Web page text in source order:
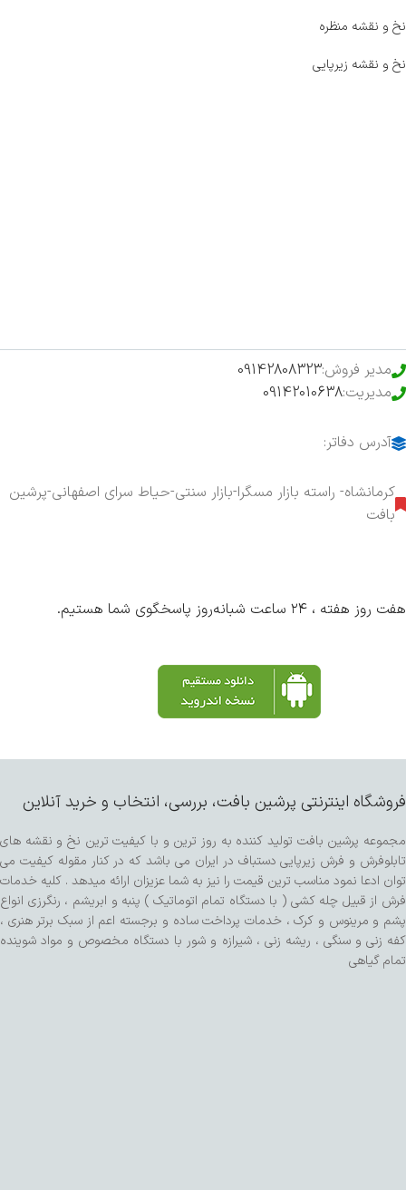
نخ و نقشه منظره
نخ و نقشه زیرپایی
مدیر فروش:09142808323
مدیریت:09142010638
آدرس دفاتر:
کرمانشاه- راسته بازار مسگرا-بازار سنتی-حیاط سرای اصفهانی-پرشین
بافت
هفت روز هفته ، ۲۴ ساعت شبانه‌روز پاسخگوی شما هستیم.
فروشگاه اینترنتی پرشین بافت، بررسی، انتخاب و خرید آنلاین
مجموعه پرشین بافت تولید کننده به روز ترین و با کیفیت ترین نخ و نقشه های
تابلوفرش و فرش زیرپایی دستباف در ایران می باشد که در کنار مقوله کیفیت می
توان ادعا نمود مناسب ترین قیمت را نیز به شما عزیزان ارائه میدهد . کلیه خدمات
فرش از قبیل چله کشی ( با دستگاه تمام اتوماتیک ) پنبه و ابریشم ، رنگرزی انواع
پشم و مرینوس و کرک ، خدمات پرداخت ساده و برجسته اعم از سبک برتر هنری ،
کفه زنی و سنگی ، ریشه زنی ، شیرازه و شور با دستگاه مخصوص و مواد شوینده
تمام گیاهی